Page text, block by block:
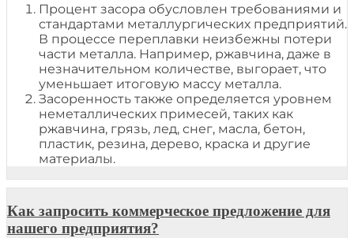
Процент засора обусловлен требованиями и
стандартами металлургических предприятий.
В процессе переплавки неизбежны потери
части металла. Например, ржавчина, даже в
незначительном количестве, выгорает, что
уменьшает итоговую массу металла.
Засоренность также определяется уровнем
неметаллических примесей, таких как
ржавчина, грязь, лед, снег, масла, бетон,
пластик, резина, дерево, краска и другие
материалы.
Как запросить коммерческое предложение для
нашего предприятия?